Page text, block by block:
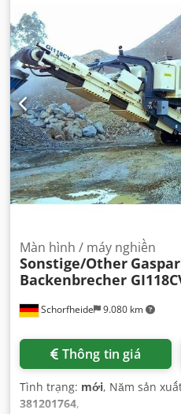
Schorfheide 9.080 km
Màn hình / máy nghiền
Sonstige/Other
Backenbrecher
Thông tin giá
Tình trạng: mới, Năm sản
381201764,